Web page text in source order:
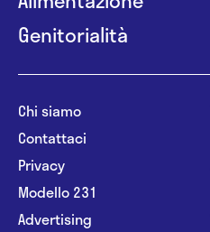
Genitorialità
Chi siamo
Contattaci
Privacy
Modello 231
Advertising